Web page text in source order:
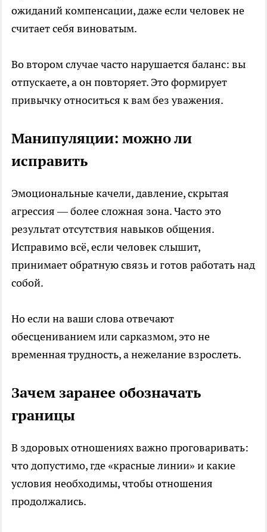
ожиданий компенсации, даже если человек не
считает себя виноватым.
Во втором случае часто нарушается баланс: вы
отпускаете, а он повторяет. Это формирует
привычку относиться к вам без уважения.
Манипуляции: можно ли
исправить
Эмоциональные качели, давление, скрытая
агрессия — более сложная зона. Часто это
результат отсутствия навыков общения.
Исправимо всё, если человек слышит,
принимает обратную связь и готов работать над
собой.
Но если на ваши слова отвечают
обесцениванием или сарказмом, это не
временная трудность, а нежелание взрослеть.
Зачем заранее обозначать
границы
В здоровых отношениях важно проговаривать:
что допустимо, где «красные линии» и какие
условия необходимы, чтобы отношения
продолжались.